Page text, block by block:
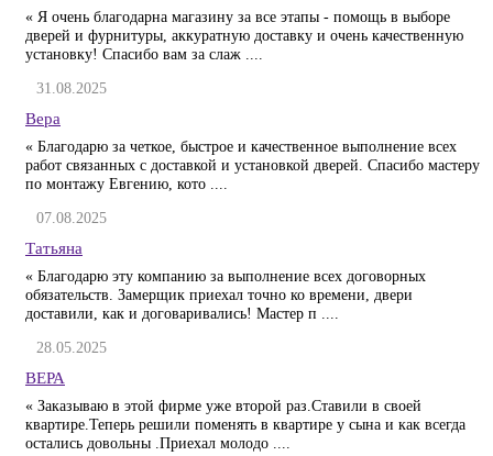
« Я очень благодарна магазину за все этапы - помощь в выборе
дверей и фурнитуры, аккуратную доставку и очень качественную
установку! Спасибо вам за слаж ....
31.08.2025
Вера
« Благодарю за четкое, быстрое и качественное выполнение всех
работ связанных с доставкой и установкой дверей. Спасибо мастеру
по монтажу Евгению, кото ....
07.08.2025
Татьяна
« Благодарю эту компанию за выполнение всех договорных
обязательств. Замерщик приехал точно ко времени, двери
доставили, как и договаривались! Мастер п ....
28.05.2025
ВЕРА
« Заказываю в этой фирме уже второй раз.Ставили в своей
квартире.Теперь решили поменять в квартире у сына и как всегда
остались довольны .Приехал молодо ....